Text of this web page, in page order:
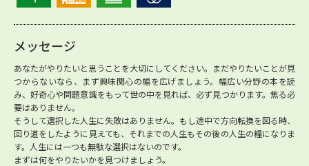
メッセージ
あなたがやりたいと思うことを大切にしてください。まだやりたいことが見
つからないなら、まず興味関心の幅を広げましょう。幅広い分野の本を読
み、好奇心や問題意識をもって世の中を見れば、必ず見つかります。焦る必
要はありません。
そうして選択した人生に失敗はありません。もし途中で方向転換を図る時、
回り道をしたように見えても、それまでの人生もその後の人生の糧になりま
す。人生には一つも無駄な選択はないのです。
まずは何をやりたいかを見つけましょう。